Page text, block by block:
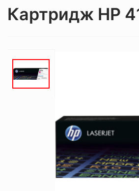
Картридж HP